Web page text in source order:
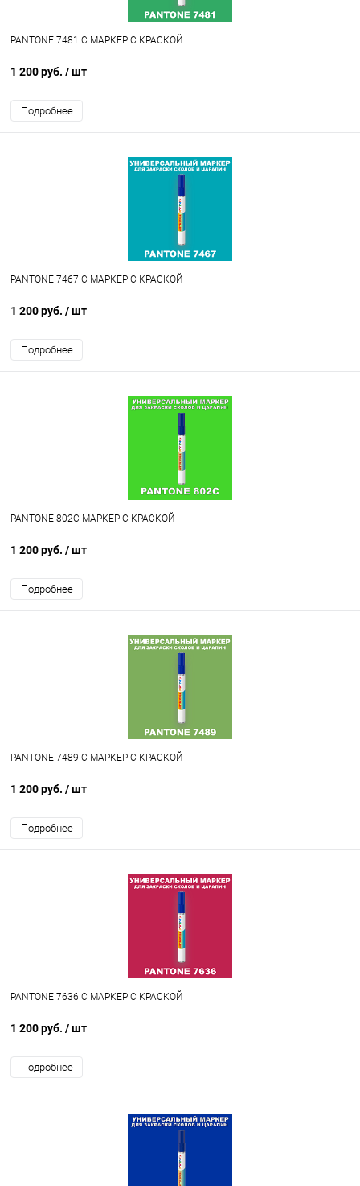
PANTONE 7481 C МАРКЕР С КРАСКОЙ
1 200 руб. / шт
Подробнее
PANTONE 7467 C МАРКЕР С КРАСКОЙ
1 200 руб. / шт
Подробнее
PANTONE 802C МАРКЕР С КРАСКОЙ
1 200 руб. / шт
Подробнее
PANTONE 7489 C МАРКЕР С КРАСКОЙ
1 200 руб. / шт
Подробнее
PANTONE 7636 C МАРКЕР С КРАСКОЙ
1 200 руб. / шт
Подробнее